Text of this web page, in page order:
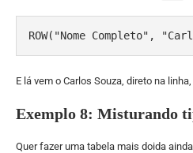
ROW("Nome Completo",
E lá vem o Carlos Souza, direto na
Exemplo 8: Misturando
Quer fazer uma tabela mais doida